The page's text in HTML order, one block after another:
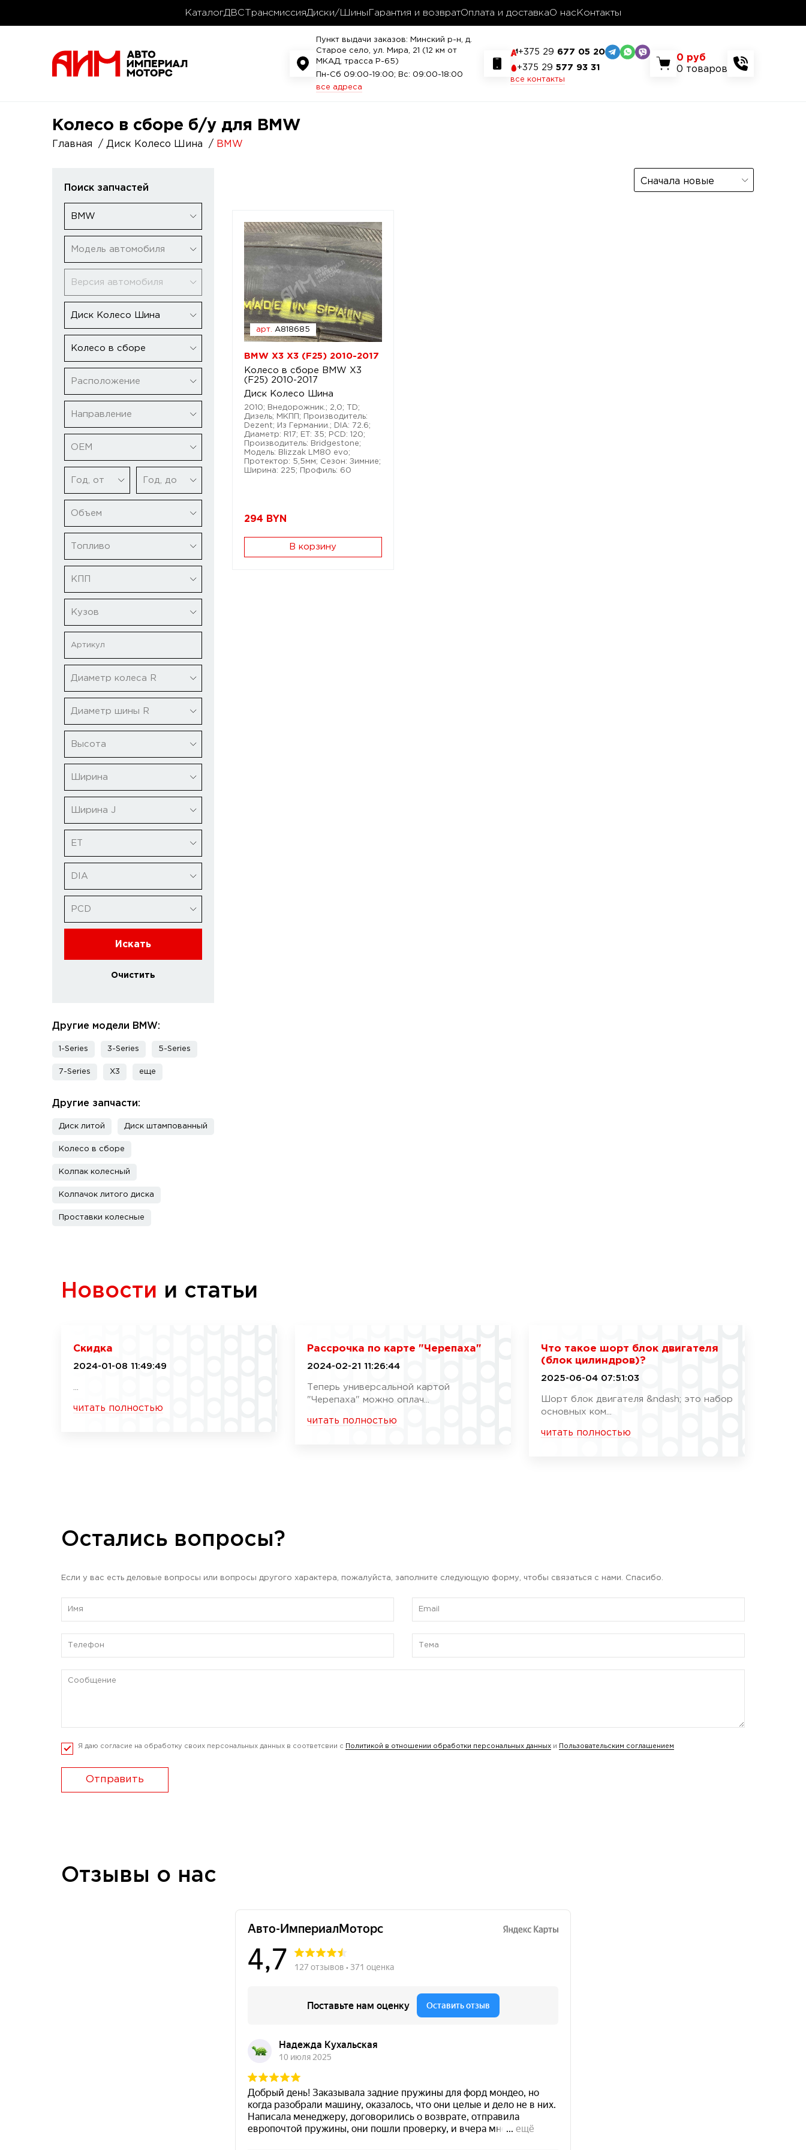
КаталогДВС ТрансмиссияДиски/Шины Гарантия и возвратОплата и доставкаО нас Контакты
Пункт выдачи заказов: Минский р-н, д.
Старое село, ул. Мира, 21 (12 км от
МКАД, трасса P-65)
Пн-Сб 09:00-19:00; Вс: 09:00-18:00
все адреса
+375 29 677 05 20
+375 29 577 93 31
все контакты
0 руб
0 товаров
Колесо в сборе б/у для BMW
Главная Диск Колесо Шина BMW
Поиск запчастей
BMW
Модель автомобиля
Версия автомобиля
Диск Колесо Шина
Колесо в сборе
Расположение
Направление
ОЕМ
Год, от Год, до
Объем
Топливо
КПП
Кузов
Диаметр колеса R
Диаметр шины R
Высота
Ширина
Ширина J
ET
DIA
PCD
Искать
Очистить
Другие модели BMW:
1-Series 3-Series 5-Series
7-Series X3 еще
Другие запчасти:
Диск литой Диск штампованный
Колесо в сборе
Колпак колесный
Колпачок литого диска
Проставки колесные
Сначала новые
арт. A818685
BMW X3 X3 (F25) 2010-2017
Колесо в сборе BMW X3
(F25) 2010-2017
Диск Колесо Шина
2010; Внедорожник.; 2,0; TD;
Дизель; МКПП; Производитель:
Dezent; Из Германии.; DIA: 72.6;
Диаметр: R17; ET: 35; PCD: 120;
Производитель: Bridgestone;
Модель: Blizzak LM80 evo;
Протектор: 5,5мм; Сезон: Зимние;
Ширина: 225; Профиль: 60
294 BYN
В корзину
Новости и статьи
Скидка
2024-01-08 11:49:49
читать полностью
Рассрочка по карте "Черепаха"
2024-02-21 11:26:44
Теперь универсальной картой
"Черепаха" можно оплач...
читать полностью
Что такое шорт блок двигателя
(блок цилиндров)?
2025-06-04 07:51:03
Шорт блок двигателя &ndash; это набор
основных ком...
читать полностью
Остались вопросы?
Если у вас есть деловые вопросы или вопросы другого характера, пожалуйста, заполните следующую форму, чтобы связаться с нами. Спасибо.
Я даю согласие на обработку своих персональных данных в соответсвии с Политикой в отношении обработки персональных данных и Пользовательским соглашением
Отправить
Отзывы о нас